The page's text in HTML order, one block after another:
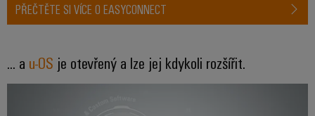
PŘEČTĚTE SI VÍCE O EASYCONNECT
... a u-OS je otevřený a lze jej kdykoli rozšířit.